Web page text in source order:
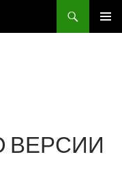
ВЕРСИИ